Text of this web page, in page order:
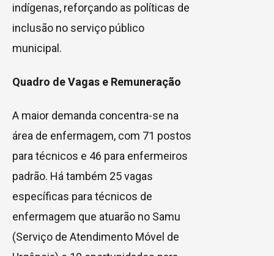
indígenas, reforçando as políticas de
inclusão no serviço público
municipal.
Quadro de Vagas e Remuneração
A maior demanda concentra-se na
área de enfermagem, com 71 postos
para técnicos e 46 para enfermeiros
padrão. Há também 25 vagas
específicas para técnicos de
enfermagem que atuarão no Samu
(Serviço de Atendimento Móvel de